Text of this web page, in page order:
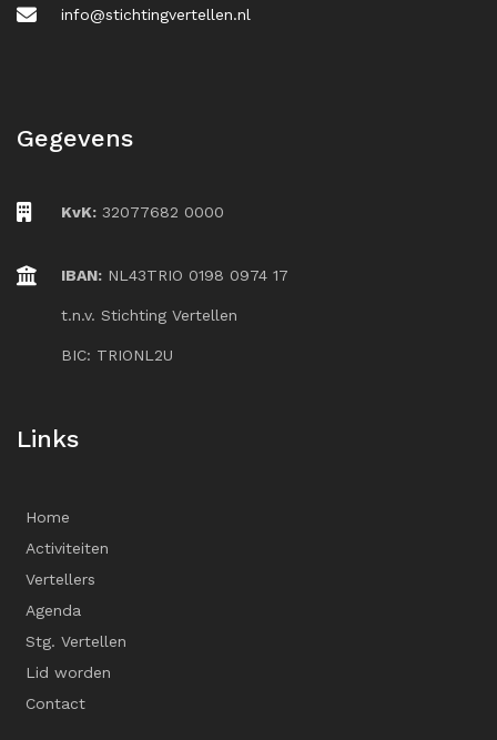
info@stichtingvertellen.nl
Gegevens
KvK: 32077682 0000
IBAN: NL43TRIO 0198 0974 17
t.n.v. Stichting Vertellen
BIC: TRIONL2U
Links
Home
Activiteiten
Vertellers
Agenda
Stg. Vertellen
Lid worden
Contact